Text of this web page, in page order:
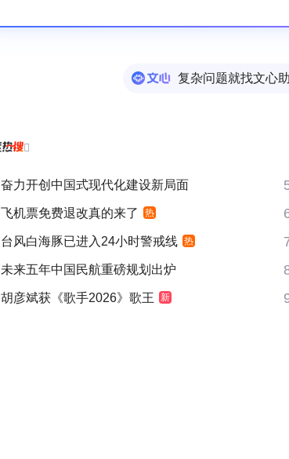
复杂问题就找文心

奋力开创中国式现代化建设新局面
飞机票免费退改真的来了 热
台风白海豚已进入24小时警戒线 热
未来五年中国民航重磅规划出炉
胡彦斌获《歌手2026》歌王 新